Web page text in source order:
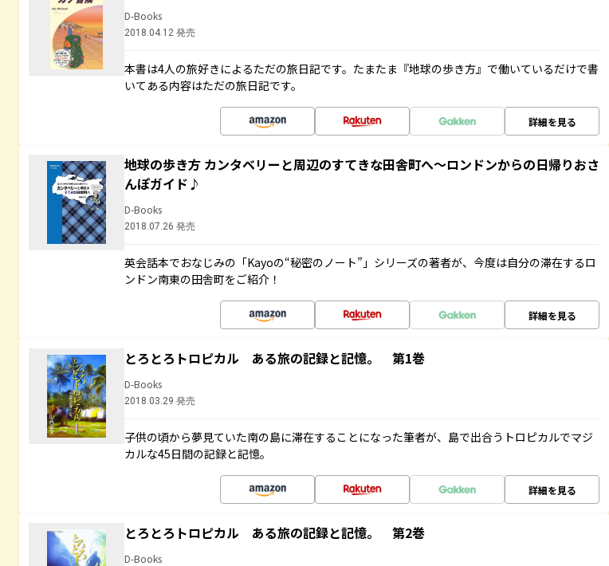
D-Books
2018.04.12 発売
本書は4人の旅好きによるただの旅日記です。たまたま『地球の歩き方』で働いているだけで書
いてある内容はただの旅日記です。
詳細を見る
地球の歩き方 カンタベリーと周辺のすてきな田舎町へ～ロンドンからの日帰りおさ
んぽガイド♪
D-Books
2018.07.26 発売
英会話本でおなじみの「Kayoの“秘密のノート”」シリーズの著者が、今度は自分の滞在するロ
ンドン南東の田舎町をご紹介！
詳細を見る
とろとろトロピカル ある旅の記録と記憶。 第1巻
D-Books
2018.03.29 発売
子供の頃から夢見ていた南の島に滞在することになった筆者が、島で出合うトロピカルでマジ
カルな45日間の記録と記憶。
詳細を見る
とろとろトロピカル ある旅の記録と記憶。 第2巻
D-Books